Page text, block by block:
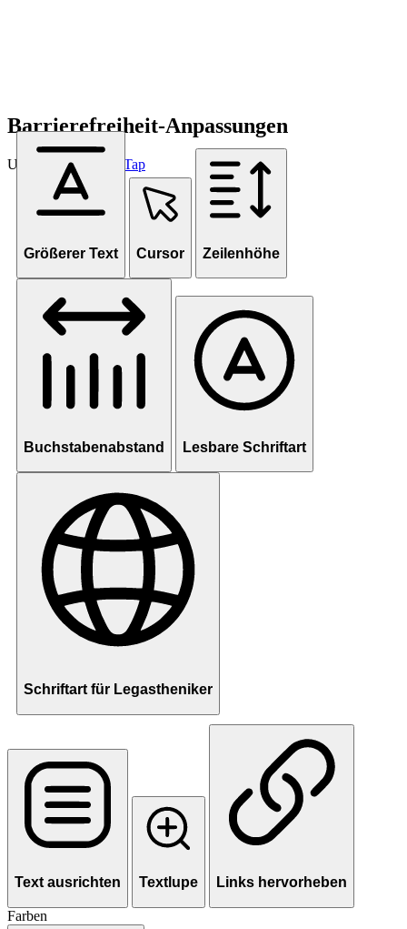
Barrierefreiheit-Anpassungen
Unterstützt von OneTap
Größerer Text Cursor Zeilenhöhe
Buchstabenabstand Lesbare Schriftart
Schriftart für Legastheniker
Text ausrichten Textlupe Links hervorheben
Farben